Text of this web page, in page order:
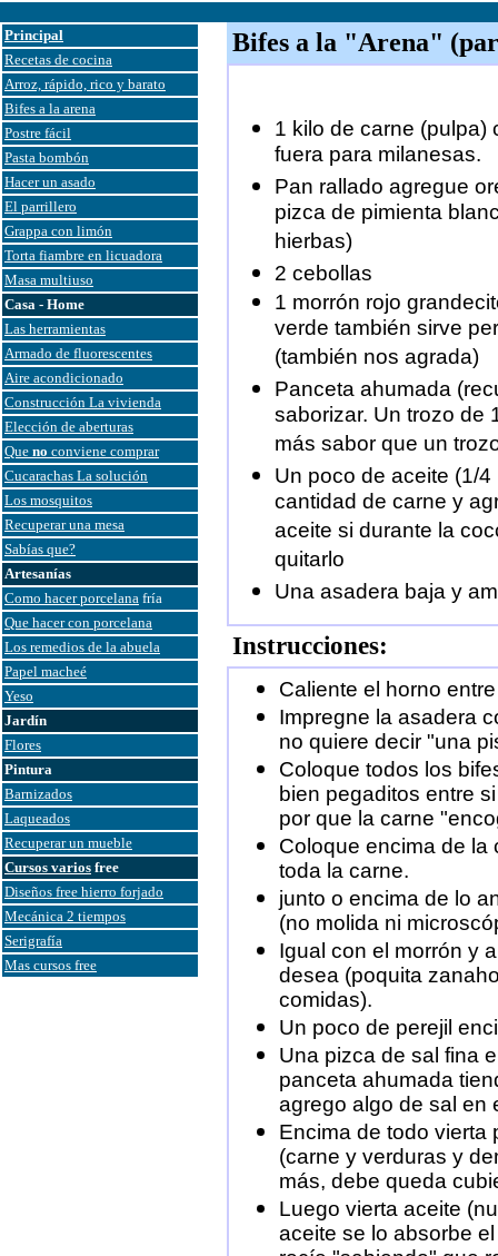
Principal
Recetas de cocina
Arroz, rápido, rico y barato
Bifes a la arena
Postre fácil
Pasta bombón
Hacer un asado
El parrillero
Grappa con limón
Torta fiambre en licuadora
Masa multiuso
Casa - Home
Las herramientas
Armado de fluorescentes
Aire acondicionado
Construcción La vivienda
Elección de aberturas
Que no conviene comprar
Cucarachas La solución
Los mosquitos
Recuperar una mesa
Sabías que?
Artesanías
Como hacer porcelana fría
Que hacer con porcelana
Los remedios de la abuela
Papel macheé
Yeso
Jardín
Flores
Pintura
Barnizados
Laqueados
Recuperar un mueble
Cursos varios free
Diseños free hierro forjado
Mecánica 2 tiempos
Serigrafía
Mas cursos free
Bifes a la "Arena"
1 kilo de carne (pulpa)
fuera para milanesas.
Pan rallado agregue
pizca de pimienta
hierbas)
2 cebollas
1 morrón rojo
verde también sirve
(también nos agrada)
Panceta ahumada
saborizar. Un trozo de
más sabor que un
Un poco de aceite (1/
cantidad de carne y
aceite si durante la
quitarlo
Una asadera baja y
Instrucciones:
Caliente el horno
Impregne la asadera
no quiere decir "una
Coloque todos los
bien pegaditos entre
por que la carne
Coloque encima de la
toda la carne.
junto o encima de lo
(no molida ni
Igual con el morrón y
desea (poquita
comidas).
Un poco de perejil
Una pizca de sal fina
panceta ahumada
agrego algo de sal en
Encima de todo vierta
(carne y verduras y
más, debe queda
Luego vierta aceite
aceite se lo absorbe